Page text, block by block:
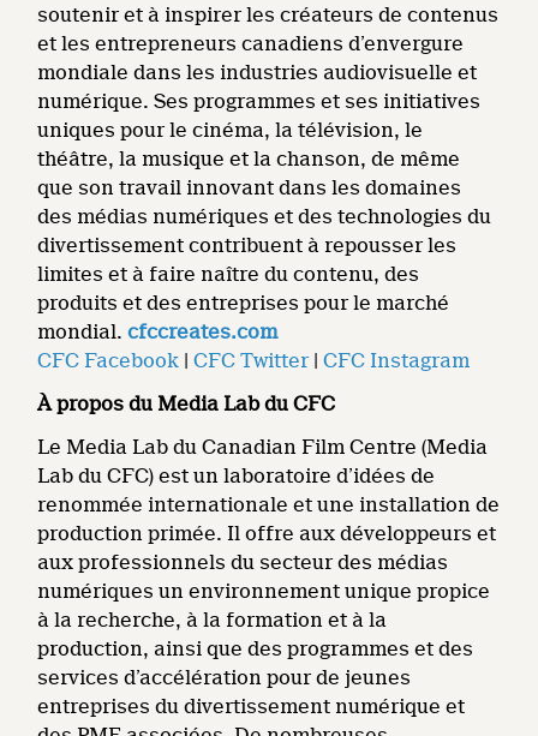
soutenir et à inspirer les créateurs de contenus
et les entrepreneurs canadiens d’envergure
mondiale dans les industries audiovisuelle et
numérique. Ses programmes et ses initiatives
uniques pour le cinéma, la télévision, le
théâtre, la musique et la chanson, de même
que son travail innovant dans les domaines
des médias numériques et des technologies du
divertissement contribuent à repousser les
limites et à faire naître du contenu, des
produits et des entreprises pour le marché
mondial.cfccreates.com
CFC Facebook |CFC Twitter |CFC Instagram
À propos du Media Lab du CFC
Le Media Lab du Canadian Film Centre (Media
Lab du CFC) est un laboratoire d’idées de
renommée internationale et une installation de
production primée. Il offre aux développeurs et
aux professionnels du secteur des médias
numériques un environnement unique propice
à la recherche, à la formation et à la
production, ainsi que des programmes et des
services d’accélération pour de jeunes
entreprises du divertissement numérique et